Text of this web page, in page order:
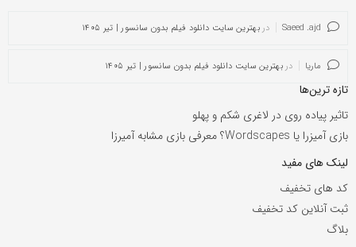
Saeed .ajd دربهترین سایت دانلود فیلم بدون سانسور | تیر ۱۴۰۵
ماریا دربهترین سایت دانلود فیلم بدون سانسور | تیر ۱۴۰۵
تازه ترین‌ها
تاثیر پیاده روی در لاغری شکم و پهلو
بازی آمیزرا یا Wordscapes؟ معرفی بازی مشابه آمیرزا
لینک های مفید
کد های تخفیف
ثبت آنلاین کد تخفیف
بلاگ